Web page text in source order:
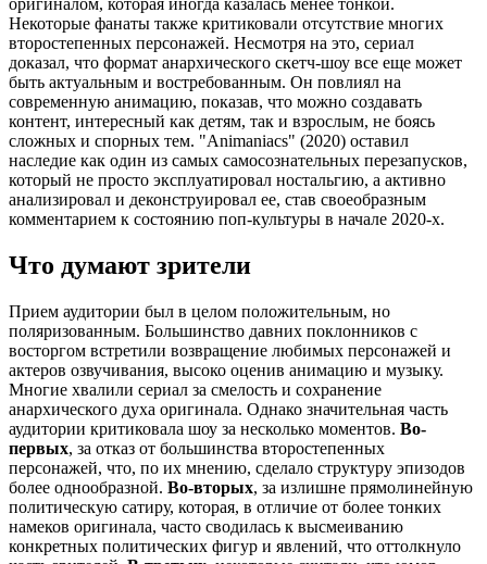
оригиналом, которая иногда казалась менее тонкой.
Некоторые фанаты также критиковали отсутствие многих
второстепенных персонажей. Несмотря на это, сериал
доказал, что формат анархического скетч-шоу все еще может
быть актуальным и востребованным. Он повлиял на
современную анимацию, показав, что можно создавать
контент, интересный как детям, так и взрослым, не боясь
сложных и спорных тем. "Animaniacs" (2020) оставил
наследие как один из самых самосознательных перезапусков,
который не просто эксплуатировал ностальгию, а активно
анализировал и деконструировал ее, став своеобразным
комментарием к состоянию поп-культуры в начале 2020-х.
Что думают зрители
Прием аудитории был в целом положительным, но
поляризованным. Большинство давних поклонников с
восторгом встретили возвращение любимых персонажей и
актеров озвучивания, высоко оценив анимацию и музыку.
Многие хвалили сериал за смелость и сохранение
анархического духа оригинала. Однако значительная часть
аудитории критиковала шоу за несколько моментов. Во-
первых, за отказ от большинства второстепенных
персонажей, что, по их мнению, сделало структуру эпизодов
более однообразной. Во-вторых, за излишне прямолинейную
политическую сатиру, которая, в отличие от более тонких
намеков оригинала, часто сводилась к высмеиванию
конкретных политических фигур и явлений, что оттолкнуло